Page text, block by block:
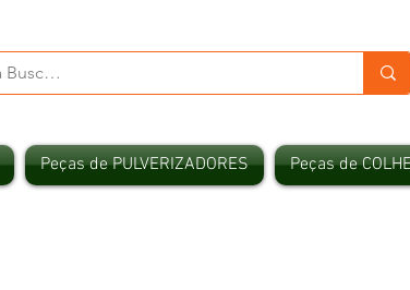
Peças de PULVERIZADORES Peças de